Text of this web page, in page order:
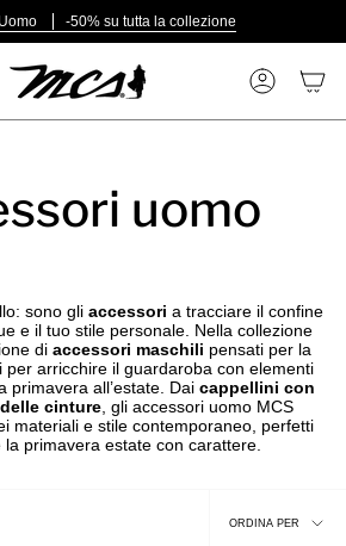
-50% su tutta la collezione
Account
uomo
sono gli accessori a tracciare il confine
e il tuo stile personale. Nella collezione
di accessori maschili pensati per la
per arricchire il guardaroba con elementi
primavera all’estate. Dai cappellini con
cinture , gli accessori uomo MCS
materiali e stile contemporaneo, perfetti
primavera estate con carattere.
Ordina
ORDINA PER